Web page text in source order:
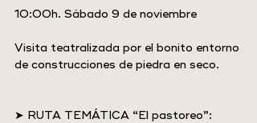
10:00h. Sábado 9 de noviembre
Visita teatralizada por el bonito entorno
de construcciones de piedra en seco.
➤ RUTA TEMÁTICA “El pastoreo”: